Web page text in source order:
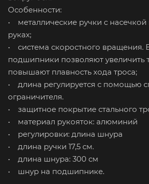
Особенности:
• металлические ручки с насечкой
руках;
• система скоростного вращения.
подшипники позволяют увеличить
повышают плавность хода троса;
• длина регулируется с помощью
ограничителя.
• защитное покрытие стального
• материал рукояток: алюминий
• регулировки: длина шнура
• длина ручки 17,5 см.
• длина шнура: 300 см
• шнур на подшипнике.